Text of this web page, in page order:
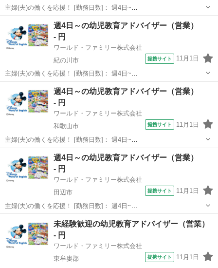
主婦(夫)の働くを応援！ [勤務日数]： 週4日~
10:00~17:00/10:00~16:00/10:00~15:00/09:30~14:00 [勤務地・最寄
駅]： 和歌山県新宮市 ※勤務エリア選択可 ワールド・フ...
新宮市 営業
週4日～の幼児教育アドバイザー（営業）
- 円
ワールド・ファミリー株式会社
紀の川市
提携サイト 11月1日
主婦(夫)の働くを応援！ [勤務日数]： 週4日~
10:00~17:00/10:00~16:00/10:00~15:00/09:30~14:00 [勤務地・最寄
駅]： 和歌山県紀の川市 ※勤務エリア選択可 ワールド・...
紀の川市
週4日～の幼児教育アドバイザー（営業）
- 円
ワールド・ファミリー株式会社
和歌山市
提携サイト 11月1日
主婦(夫)の働くを応援！ [勤務日数]： 週4日~
10:00~17:00/10:00~16:00/10:00~15:00/09:30~14:00 [勤務地・最寄
駅]： 和歌山県和歌山市 ※勤務エリア選択可 ワールド・...
和歌山市
週4日～の幼児教育アドバイザー（営業）
- 円
ワールド・ファミリー株式会社
田辺市
提携サイト 11月1日
主婦(夫)の働くを応援！ [勤務日数]： 週4日~
10:00~17:00/10:00~16:00/10:00~15:00/09:30~14:00 [勤務地・最寄
駅]： 和歌山県田辺市 ※勤務エリア選択可 ワールド・フ...
営業
未経験歓迎の幼児教育アドバイザー（営業）
- 円
ワールド・ファミリー株式会社
東牟婁郡
提携サイト 11月1日